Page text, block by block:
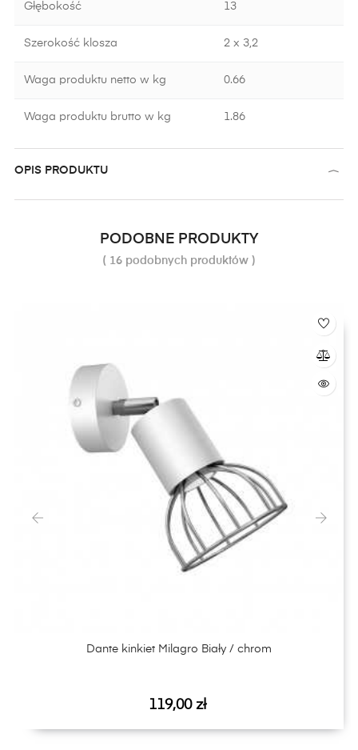
Głębokość 13
Szerokość klosza 2 x 3,2
Waga produktu netto w kg 0.66
Waga produktu brutto w kg 1.86
OPIS PRODUKTU
PODOBNE PRODUKTY
( 16 podobnych produktów )
Dante kinkiet Milagro Biały / chrom
Cena
119,00 zł